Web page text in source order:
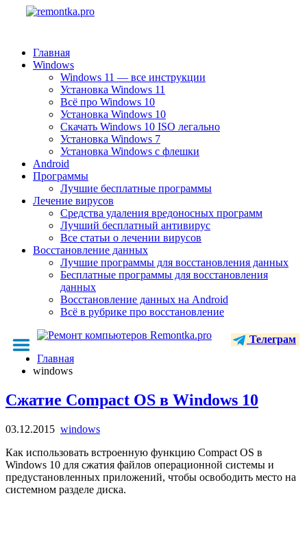
Главная
Windows
Windows 11 — все инструкции
Установка Windows 11
Всё про Windows 10
Установка Windows 10
Скачать Windows 10 ISO легально
Установка Windows 7
Установка Windows с флешки
Android
Программы
Лучшие бесплатные программы
Лечение вирусов
Средства удаления вредоносных программ
Лучший бесплатный антивирус
Все статьи о лечении вирусов
Восстановление данных
Лучшие программы для восстановления данных
Бесплатные программы для восстановления
данных
Восстановление данных на Android
Всё в рубрике про восстановление
Телеграм
Главная
windows
Сжатие Compact OS в Windows 10
03.12.2015 windows
Как использовать встроенную функцию Compact OS в
Windows 10 для сжатия файлов операционной системы и
предустановленных приложений, чтобы освободить место на
системном разделе диска.